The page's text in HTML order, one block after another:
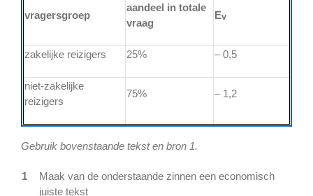
vragersgroep
aandeel in totale
vraag
Ev
zakelijke reizigers 25% – 0,5
niet-zakelijke
reizigers
75% – 1,2
Gebruik bovenstaande tekst en bron 1.
1
Maak van de onderstaande zinnen een economisch
juiste tekst